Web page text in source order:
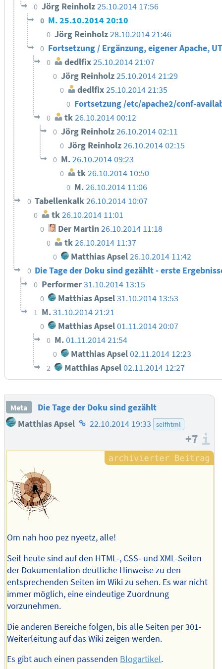
0 Jörg Reinholz25.10.2014 17:56
0 M.25.10.2014 20:10
0 Jörg Reinholz28.10.2014 21:46
0 Fortsetzung / Ergänzung, eigener Apache,
0 dedlfix25.10.2014 21:07
0 Jörg Reinholz25.10.2014 21:29
0 dedlfix25.10.2014 21:35
0 Fortsetzung /etc/apache2/conf-
0 tk26.10.2014 00:12
0 Jörg Reinholz26.10.2014 02:11
0 Jörg Reinholz26.10.2014 02:15
0 M.26.10.2014 09:23
0 tk26.10.2014 10:50
0 M.26.10.2014 11:06
0 Tabellenkalk26.10.2014 10:07
0 tk 26.10.2014 11:01
0 Der Martin26.10.2014 11:18
0 tk26.10.2014 11:37
0 Matthias Apsel26.10.2014 11:42
0 Die Tage der Doku sind gezählt - erste
0 Performer31.10.2014 13:15
0 Matthias Apsel31.10.2014 13:53
1 M.31.10.2014 21:21
0 Matthias Apsel01.11.2014 20:07
0 M.01.11.2014 21:54
0 Matthias Apsel02.11.2014 12:23
2 Matthias Apsel02.11.2014 12:27
Meta
Die Tage der Doku sind gezählt
Matthias Apsel Homepage
Autors
22.10.2014 19:33 selfhtml
+7
Om nah hoo pez nyeetz, alle!
Seit heute sind auf den HTML-, CSS- und XML-Seiten
der Dokumentation deutliche Hinweise zu den
entsprechenden Seiten im Wiki zu sehen. Es war nicht
immer möglich, eine eindeutige Zuordnung
vorzunehmen.
Die anderen Bereiche folgen, bis alle Seiten per 301-
Weiterleitung auf das Wiki zeigen werden.
Es gibt auch einen passenden Blogartikel.